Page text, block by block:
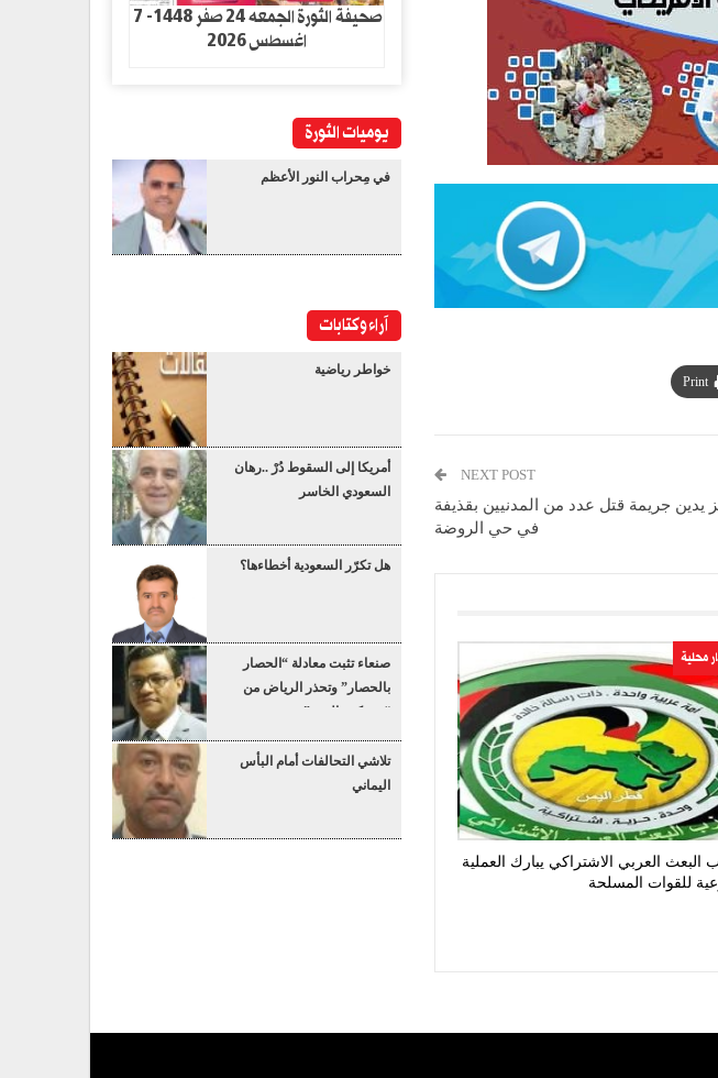
Print
NEXT POST
يدين جريمة قتل عدد من المدنيين بقذيفة
في حي الروضة
محلية
البعث العربي الاشتراكي يبارك العملية
للقوات المسلحة
صحيفة الثورة الجمعه 24 صفر 1448- 7
اغسطس 2026
يوميات الثورة
في مِحراب النور الأعظم
آراء وكتابات
خواطر رياضية
أمريكا إلى السقوط دُرْ ..رهان
السعودي الخاسر
هل تكرّر السعودية أخطاءها؟
صنعاء تثبت معادلة “الحصار
بالحصار” وتحذر الرياض من
“عسكرة البحر”
تلاشي التحالفات أمام البأس
اليماني